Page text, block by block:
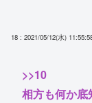
18 : 2021/05/12(水)
>>10
相方も何か底